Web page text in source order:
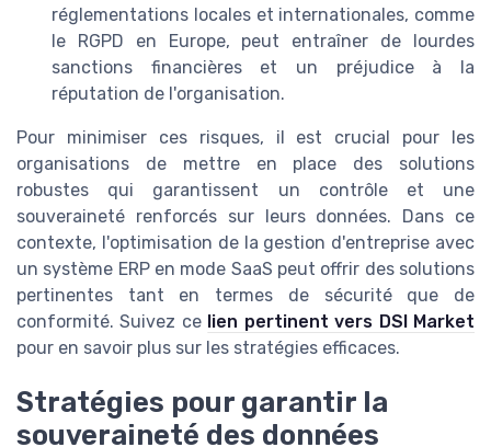
réglementations locales et internationales, comme
le RGPD en Europe, peut entraîner de lourdes
sanctions financières et un préjudice à la
réputation de l'organisation.
Pour minimiser ces risques, il est crucial pour les
organisations de mettre en place des solutions
robustes qui garantissent un contrôle et une
souveraineté renforcés sur leurs données. Dans ce
contexte, l'optimisation de la gestion d'entreprise avec
un système ERP en mode SaaS peut offrir des solutions
pertinentes tant en termes de sécurité que de
conformité. Suivez ce lien pertinent vers DSI Market
pour en savoir plus sur les stratégies efficaces.
Stratégies pour garantir la
souveraineté des données